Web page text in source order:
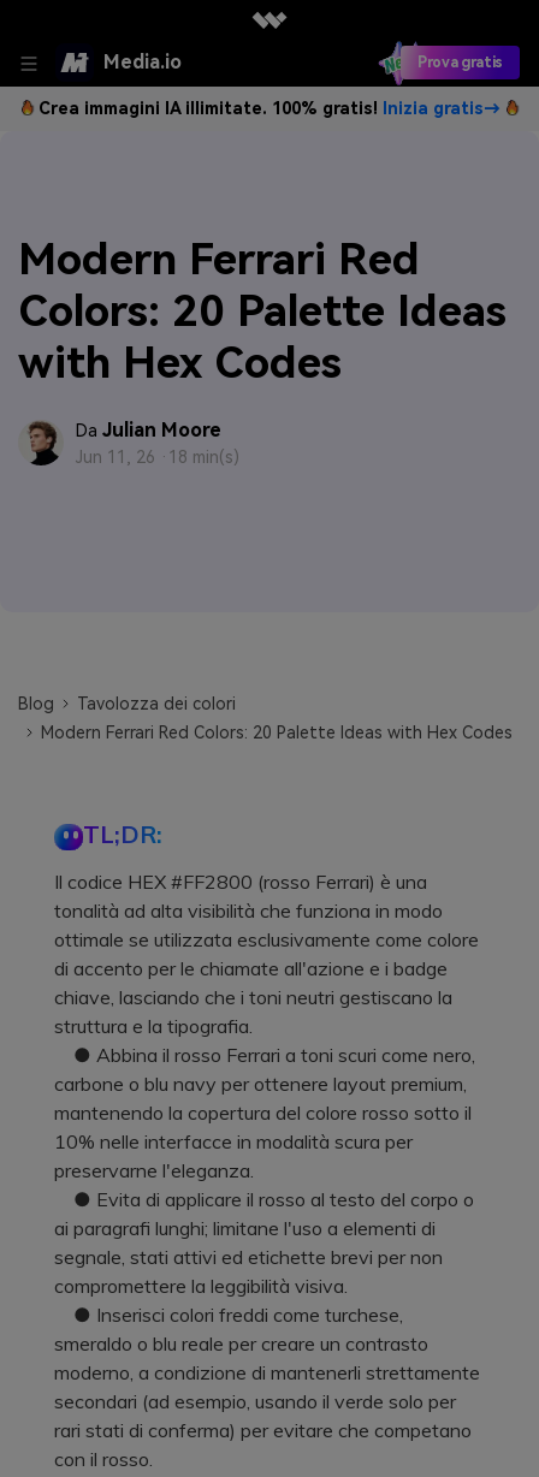
Media.io Prova gratis
Crea immagini IA illimitate. 100% gratis! Inizia gratis→
Modern Ferrari Red
Colors: 20 Palette Ideas
with Hex Codes
Da Julian Moore
Jun 11, 26 · 18 min(s)
Blog
Tavolozza dei colori
Modern Ferrari Red Colors: 20 Palette Ideas with Hex Codes
TL;DR:
Il codice HEX #FF2800 (rosso Ferrari) è una
tonalità ad alta visibilità che funziona in modo
ottimale se utilizzata esclusivamente come colore
di accento per le chiamate all'azione e i badge
chiave, lasciando che i toni neutri gestiscano la
struttura e la tipografia.
● Abbina il rosso Ferrari a toni scuri come nero,
carbone o blu navy per ottenere layout premium,
mantenendo la copertura del colore rosso sotto il
10% nelle interfacce in modalità scura per
preservarne l'eleganza.
● Evita di applicare il rosso al testo del corpo o
ai paragrafi lunghi; limitane l'uso a elementi di
segnale, stati attivi ed etichette brevi per non
compromettere la leggibilità visiva.
● Inserisci colori freddi come turchese,
smeraldo o blu reale per creare un contrasto
moderno, a condizione di mantenerli strettamente
secondari (ad esempio, usando il verde solo per
rari stati di conferma) per evitare che competano
con il rosso.